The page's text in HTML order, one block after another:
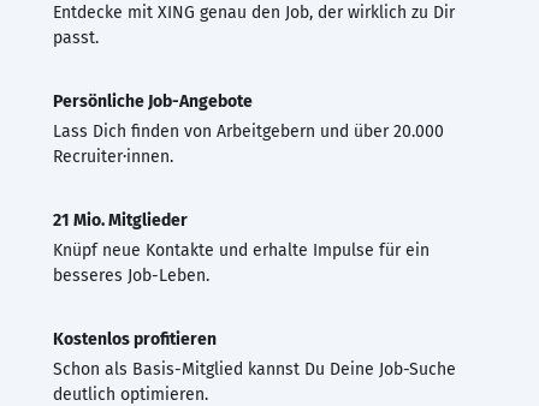
Entdecke mit XING genau den Job, der wirklich zu Dir
passt.
Persönliche Job-Angebote
Lass Dich finden von Arbeitgebern und über 20.000
Recruiter·innen.
21 Mio. Mitglieder
Knüpf neue Kontakte und erhalte Impulse für ein
besseres Job-Leben.
Kostenlos profitieren
Schon als Basis-Mitglied kannst Du Deine Job-Suche
deutlich optimieren.